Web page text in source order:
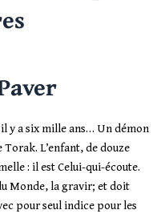
y a six mille ans… Un démon
Torak. L’enfant, de douze
: il est Celui-qui-écoute.
Monde, la gravir; et doit
pour seul indice pour les